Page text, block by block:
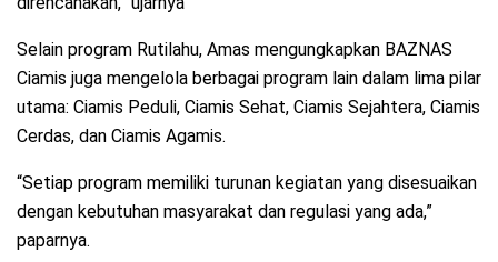
Selain program Rutilahu, Amas mengungkapkan BAZNAS
Ciamis juga mengelola berbagai program lain dalam lima pilar
utama: Ciamis Peduli, Ciamis Sehat, Ciamis Sejahtera, Ciamis
Cerdas, dan Ciamis Agamis.
“Setiap program memiliki turunan kegiatan yang disesuaikan
dengan kebutuhan masyarakat dan regulasi yang ada,”
paparnya.